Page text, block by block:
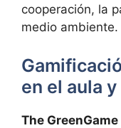
cooperación, la
medio ambiente.
en el aula
The